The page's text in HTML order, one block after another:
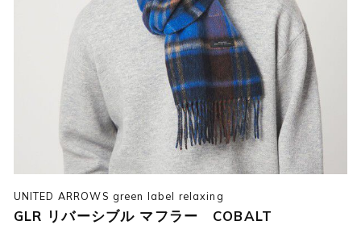
UNITED ARROWS green label relaxing
GLR リバーシブル マフラー COBALT